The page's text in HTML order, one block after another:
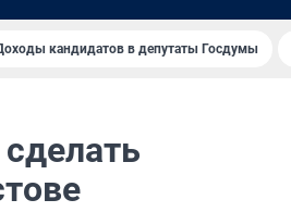
кандидатов в депутаты Госдумы